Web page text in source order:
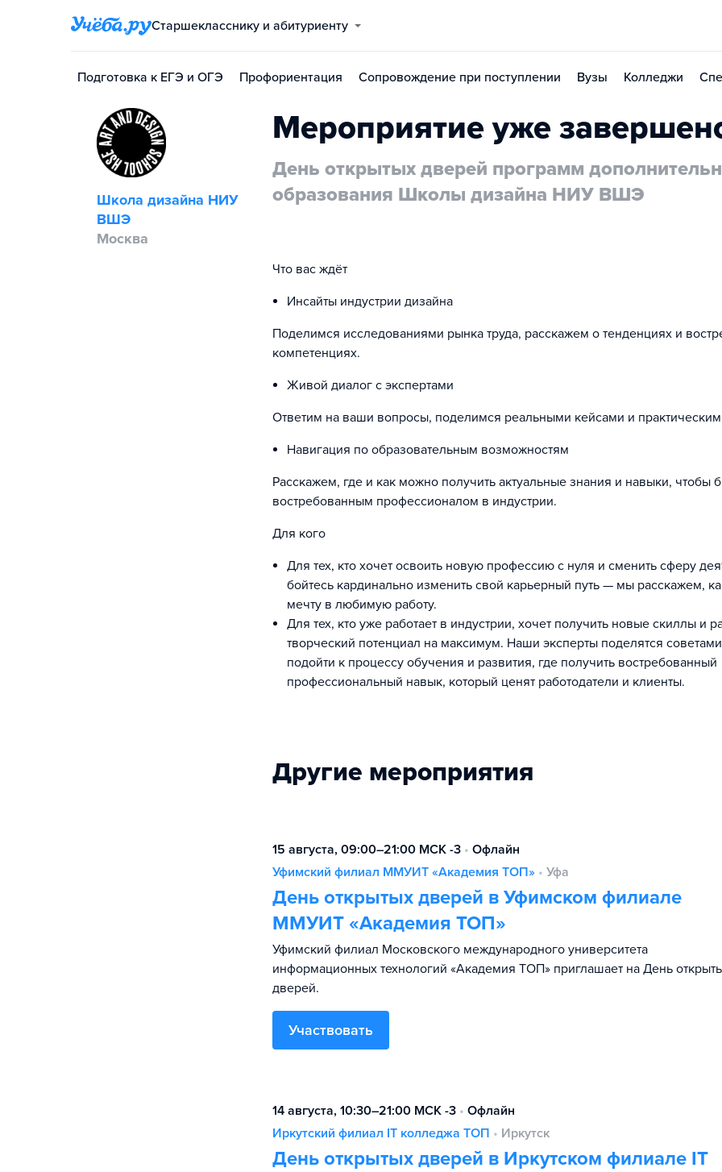
Старшекласснику и абитуриенту
Подготовка к ЕГЭ и ОГЭ Профориентация Сопровождение при поступлении Вузы Колледжи
Школа дизайна НИУ
ВШЭ
Москва
Мероприятие уже
День открытых дверей программ
образования Школы дизайна НИУ ВШЭ
Что вас ждёт
Инсайты индустрии дизайна
Поделимся исследованиями рынка труда, расскажем о тенденциях и
компетенциях.
Живой диалог с экспертами
Ответим на ваши вопросы, поделимся реальными кейсами и
Навигация по образовательным возможностям
Расскажем, где и как можно получить актуальные знания и навыки, чтобы
востребованным профессионалом в индустрии.
Для кого
Для тех, кто хочет освоить новую профессию с нуля и сменить сферу
бойтесь кардинально изменить свой карьерный путь — мы расскажем,
мечту в любимую работу.
Для тех, кто уже работает в индустрии, хочет получить новые скиллы и
творческий потенциал на максимум. Наши эксперты поделятся
подойти к процессу обучения и развития, где получить востребованный
профессиональный навык, который ценят работодатели и клиенты.
Другие мероприятия
15 августа, 09:00–21:00 МСК -3 • Офлайн
Уфимский филиал ММУИТ «Академия ТОП» • Уфа
День открытых дверей в Уфимском филиале
ММУИТ «Академия ТОП»
Уфимский филиал Московского международного университета
информационных технологий «Академия TOП» приглашает на День
дверей.
Участвовать
14 августа, 10:30–21:00 МСК -3 • Офлайн
Иркутский филиал IT колледжа TOП • Иркутск
День открытых дверей в Иркутском филиале IT